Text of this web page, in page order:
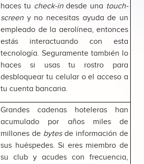
haces tu check-indesde una touch-
screen y no necesitas ayuda de un
empleado de la aerolínea, entonces
estás interactuando con esta
tecnología. Seguramente también lo
haces si usas tu rostro para
desbloquear tu celular o el acceso a
tu cuenta bancaria.
Grandes cadenas hoteleras han
acumulado por años miles de
millones de bytesde información de
sus huéspedes. Si eres miembro de
su club y acudes con frecuencia,